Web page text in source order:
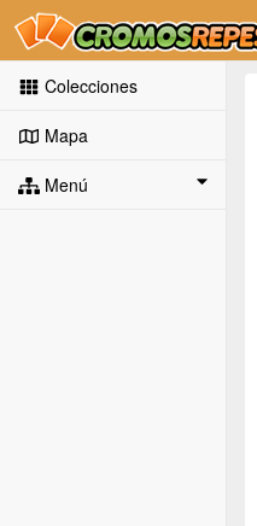
Colecciones
Mapa
Menú